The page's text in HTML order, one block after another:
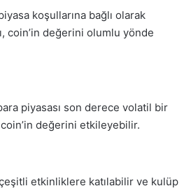
koşullarına bağlı olarak
coin’in değerini olumlu yönde
piyasası son derece volatil bir
değerini etkileyebilir.
etkinliklere katılabilir ve kulüp